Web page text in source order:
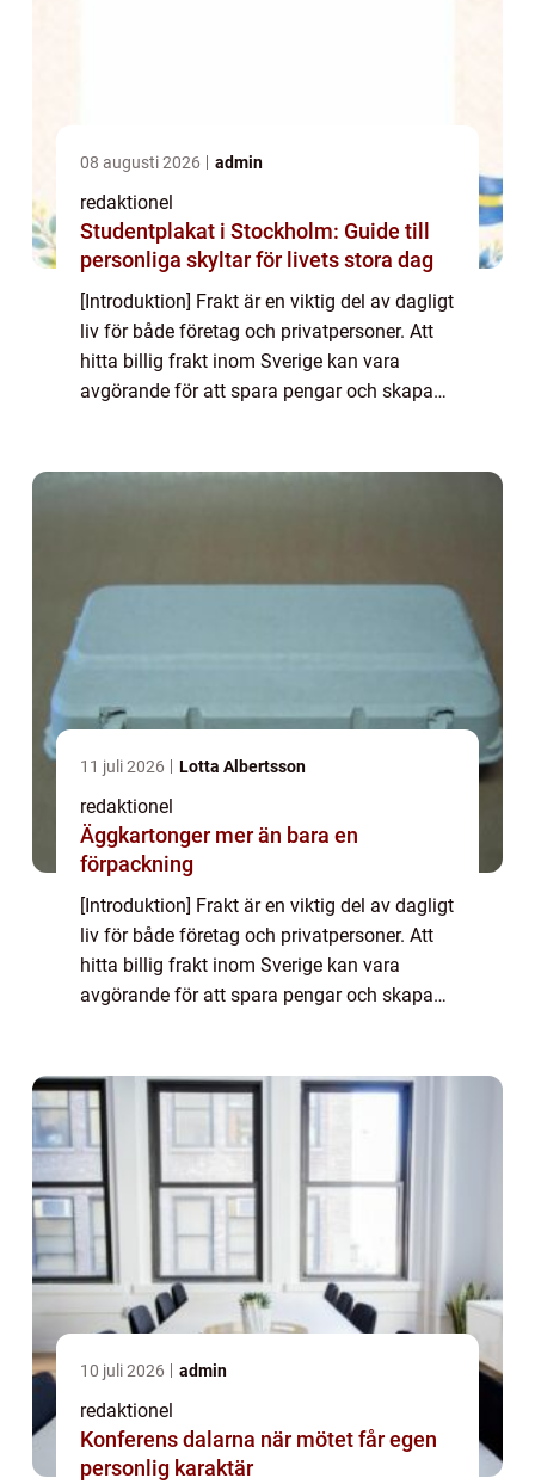
08 augusti 2026 admin
redaktionel
Studentplakat i Stockholm: Guide till
personliga skyltar för livets stora dag
[Introduktion] Frakt är en viktig del av dagligt
liv för både företag och privatpersoner. Att
hitta billig frakt inom Sverige kan vara
avgörande för att spara pengar och skapa
11 juli 2026 Lotta Albertsson
redaktionel
Äggkartonger mer än bara en
förpackning
[Introduktion] Frakt är en viktig del av dagligt
liv för både företag och privatpersoner. Att
hitta billig frakt inom Sverige kan vara
avgörande för att spara pengar och skapa
10 juli 2026 admin
redaktionel
Konferens dalarna när mötet får egen
personlig karaktär